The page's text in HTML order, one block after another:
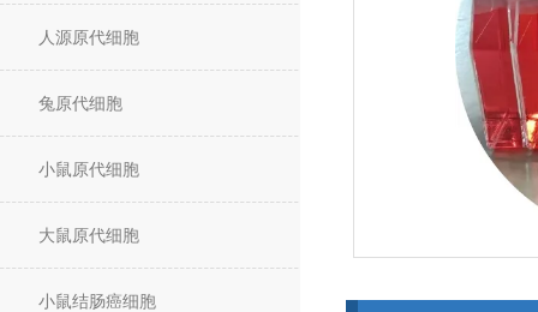
人源原代细胞
兔原代细胞
小鼠原代细胞
大鼠原代细胞
小鼠结肠癌细胞